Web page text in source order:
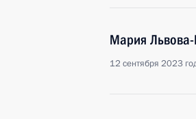
Мария Львова-
12 сентября 2023